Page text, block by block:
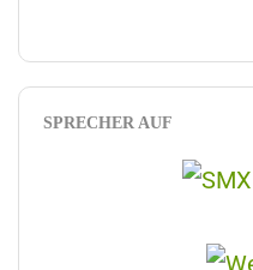
SPRECHER AUF